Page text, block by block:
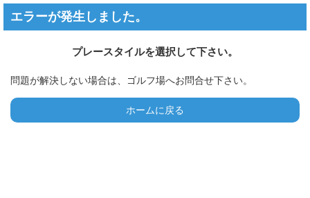
エラーが発生しました。
プレースタイルを選択して下さい。
問題が解決しない場合は、ゴルフ場へお問合せ下さい。
ホームに戻る